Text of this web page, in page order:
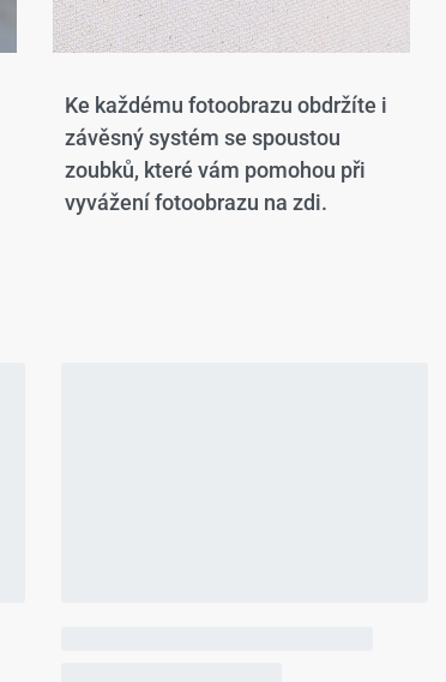
Ke každému fotoobrazu obdržíte i
závěsný systém se spoustou
zoubků, které vám pomohou při
vyvážení fotoobrazu na zdi.